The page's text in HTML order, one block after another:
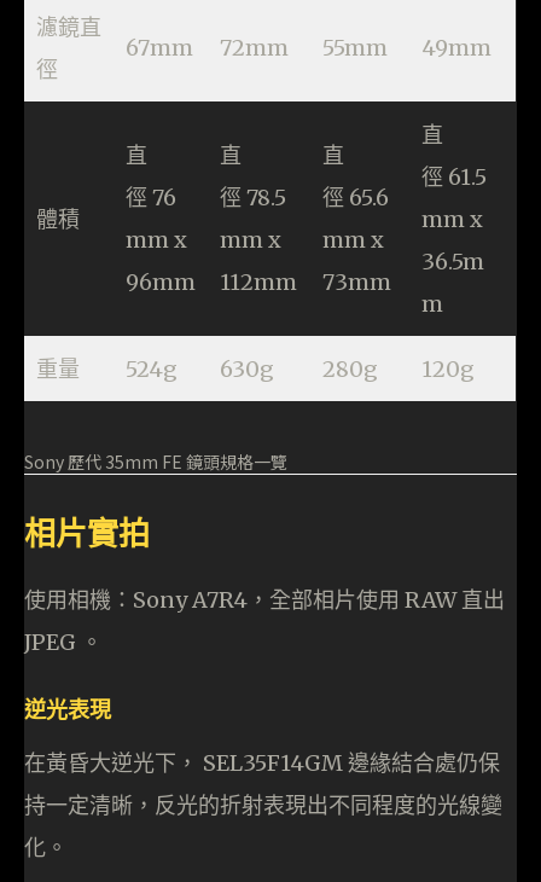
濾鏡直
徑
67mm 72mm 55mm 49mm
體積
直
徑 76
mm x
96mm
直
徑 78.5
mm x
112mm
直
徑 65.6
mm x
73mm
直
徑 61.5
mm x
36.5m
m
重量 524g 630g 280g 120g
Sony 歷代 35mm FE 鏡頭規格一覽
相片實拍
使用相機：Sony A7R4，全部相片使用 RAW 直出
JPEG 。
逆光表現
在黃昏大逆光下， SEL35F14GM 邊緣結合處仍保
持一定清晰，反光的折射表現出不同程度的光線變
化。